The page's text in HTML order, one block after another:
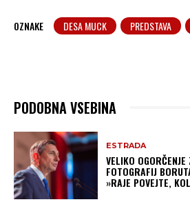
OZNAKE DESA MUCK PREDSTAVA
PODOBNA VSEBINA
ESTRADA
VELIKO
FOTOGRAFIJ
»RAJE POVEJTE,